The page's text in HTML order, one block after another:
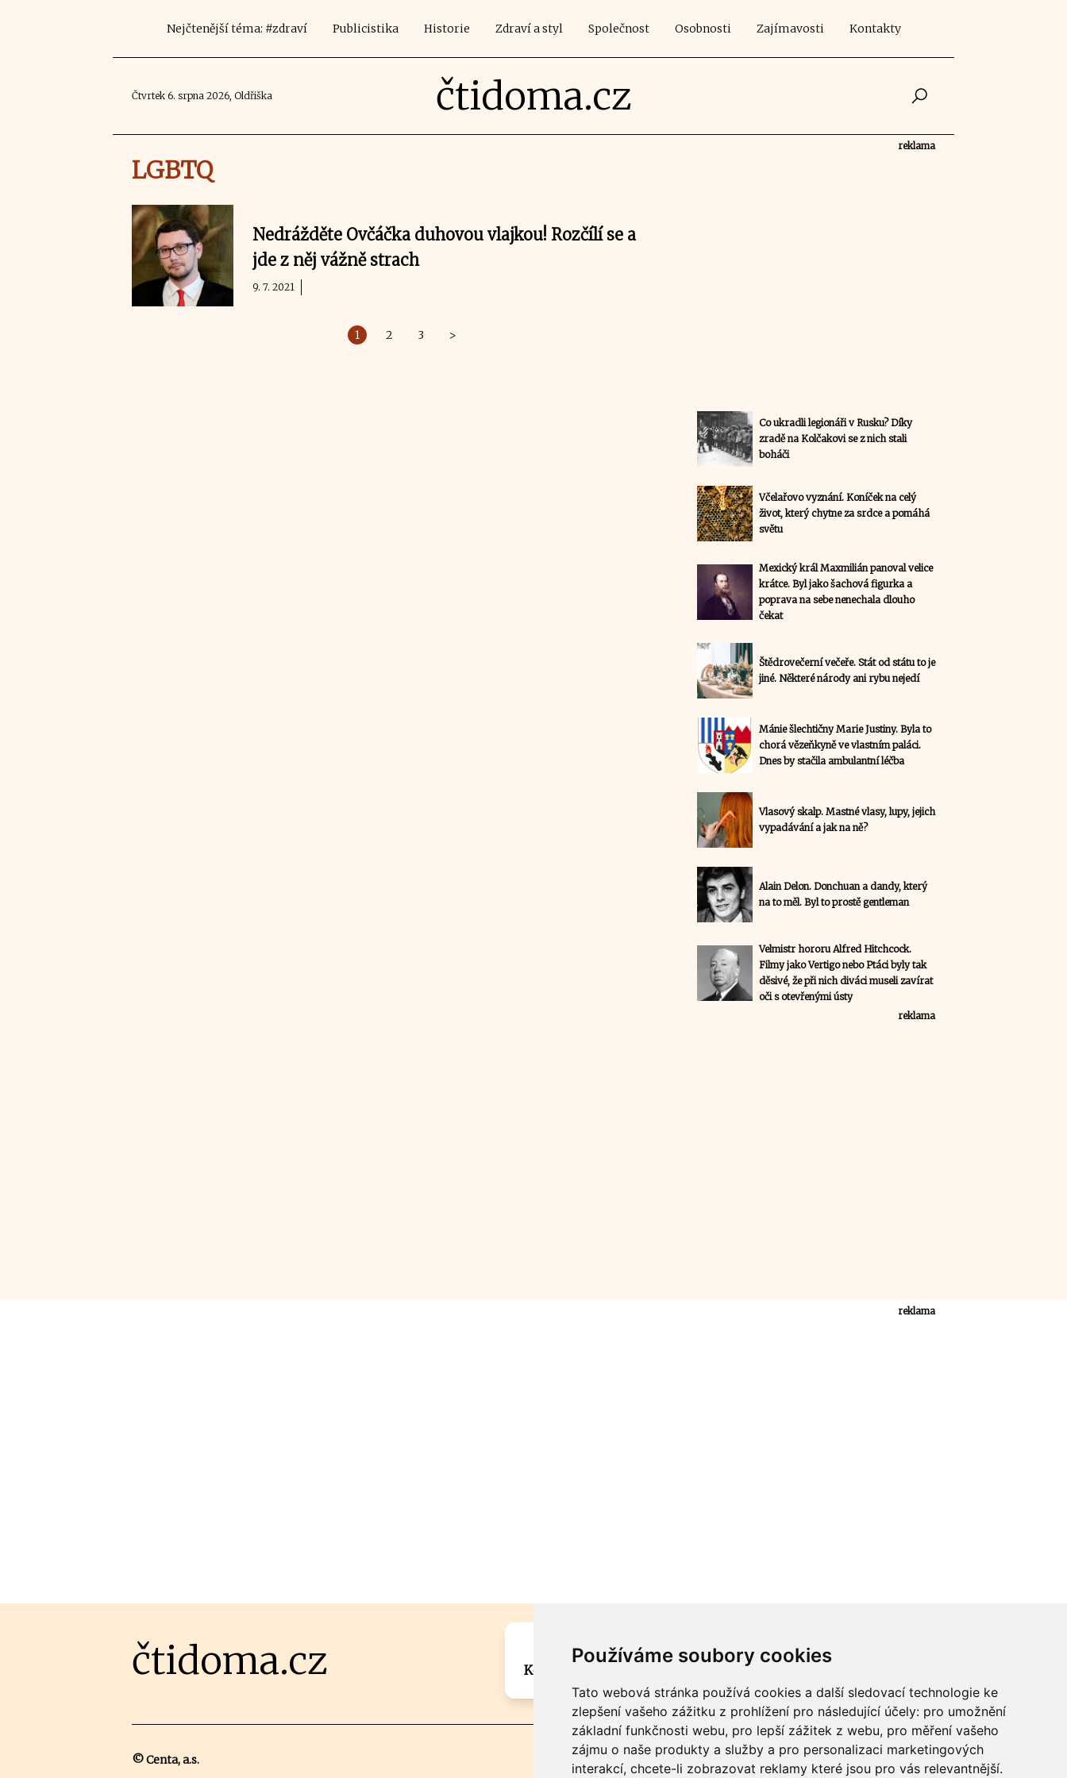
Používáme soubory cookies
Tato webová stránka používá cookies a další sledovací technologie ke
zlepšení vašeho zážitku z prohlížení pro následující účely: pro umožnění
základní funkčnosti webu, pro lepší zážitek z webu, pro měření vašeho
zájmu o naše produkty a služby a pro personalizaci marketingových
interakcí, chcete-li zobrazovat reklamy které jsou pro vás relevantnější.
Nejčtenější téma: #zdraví Publicistika Historie Zdraví a styl Společnost Osobnosti Zajímavosti Kontakty
Čtvrtek 6. srpna 2026, Oldřiška čtidoma.cz
LGBTQ
Nedrážděte Ovčáčka duhovou vlajkou! Rozčílí se a
jde z něj vážně strach
9. 7. 2021
1 2 3 >
reklama
Co ukradli legionáři v Rusku? Díky
zradě na Kolčakovi se z nich stali
boháči
Včelařovo vyznání. Koníček na celý
život, který chytne za srdce a pomáhá
světu
Mexický král Maxmilián panoval velice
krátce. Byl jako šachová figurka a
poprava na sebe nenechala dlouho
čekat
Štědrovečerní večeře. Stát od státu to je
jiné. Některé národy ani rybu nejedí
Mánie šlechtičny Marie Justiny. Byla to
chorá vězeňkyně ve vlastním paláci.
Dnes by stačila ambulantní léčba
Vlasový skalp. Mastné vlasy, lupy, jejich
vypadávání a jak na ně?
Alain Delon. Donchuan a dandy, který
na to měl. Byl to prostě gentleman
Velmistr hororu Alfred Hitchcock.
Filmy jako Vertigo nebo Ptáci byly tak
děsivé, že při nich diváci museli zavírat
oči s otevřenými ústy
reklama
reklama
čtidoma.cz
Máte zajímavou informaci? Chcete spolupracovat?
Kontaktujte šéfredaktora Martina Chalupu:
© Centa, a.s.